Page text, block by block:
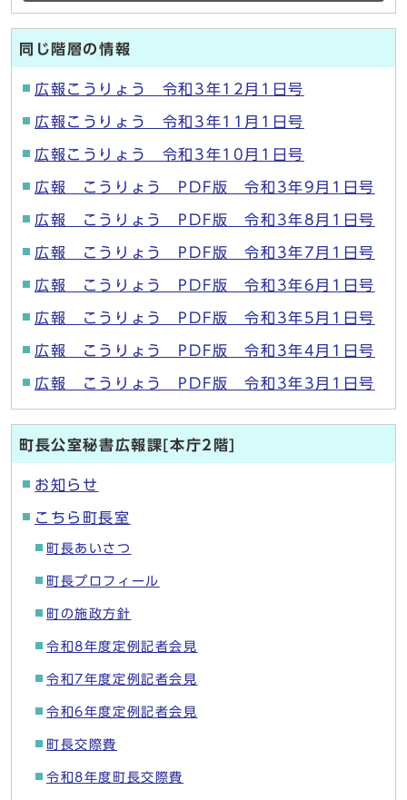
同じ階層の情報
広報こうりょう 令和3年12月1日号
広報こうりょう 令和3年11月1日号
広報こうりょう 令和3年10月1日号
広報 こうりょう PDF版 令和3年9月1日号
広報 こうりょう PDF版 令和3年8月1日号
広報 こうりょう PDF版 令和3年7月1日号
広報 こうりょう PDF版 令和3年6月1日号
広報 こうりょう PDF版 令和3年5月1日号
広報 こうりょう PDF版 令和3年4月1日号
広報 こうりょう PDF版 令和3年3月1日号
町長公室秘書広報課[本庁2階]
お知らせ
こちら町長室
町長あいさつ
町長プロフィール
町の施政方針
令和8年度定例記者会見
令和7年度定例記者会見
令和6年度定例記者会見
町長交際費
令和8年度町長交際費